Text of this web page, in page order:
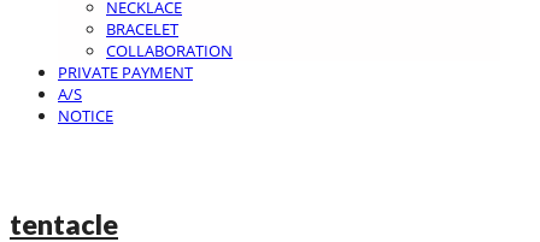
NECKLACE
BRACELET
COLLABORATION
PRIVATE PAYMENT
A/S
NOTICE
tentacle